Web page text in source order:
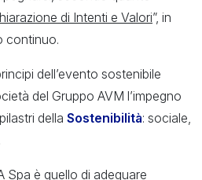
di Intenti e Valori”, in
continuo.
dell’evento sostenibile
del Gruppo AVM l’impegno
della Sostenibilità: sociale,
Spa è quello di adeguare